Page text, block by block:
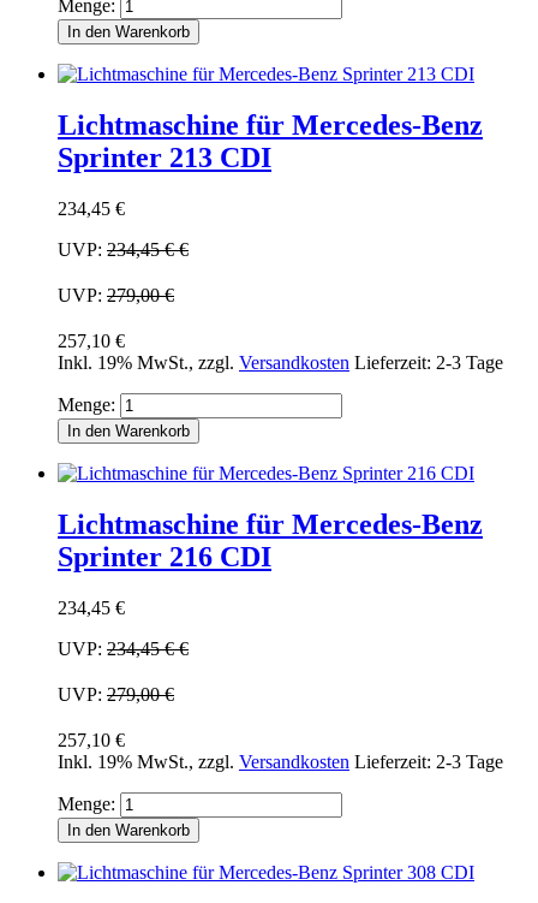
Menge:
In den Warenkorb
Lichtmaschine für Mercedes-Benz
Sprinter 213 CDI
234,45 €
UVP: 234,45 €€
UVP: 279,00 €
257,10 €
Inkl. 19% MwSt., zzgl. Versandkosten Lieferzeit: 2-3 Tage
Menge:
In den Warenkorb
Lichtmaschine für Mercedes-Benz
Sprinter 216 CDI
234,45 €
UVP: 234,45 €€
UVP: 279,00 €
257,10 €
Inkl. 19% MwSt., zzgl. Versandkosten Lieferzeit: 2-3 Tage
Menge:
In den Warenkorb